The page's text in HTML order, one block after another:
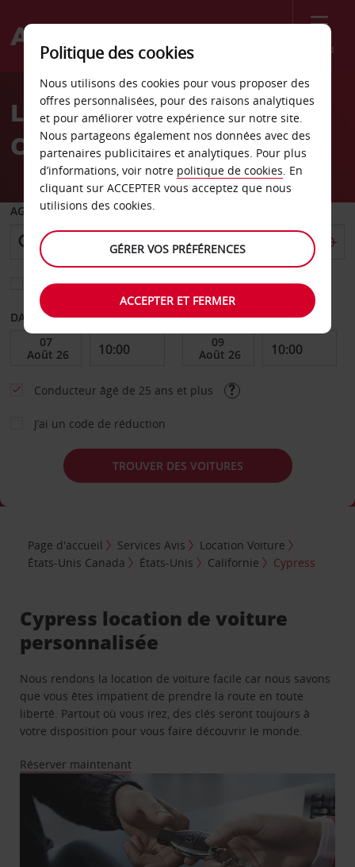
Menu
Welcome
AvisLocation de voiture
Cypress
AGENCE DE DÉPART
Sélectionnez une autre agence de retour
DATE DE DÉBUT DATE DE FIN
Conducteur âgé de 25 ans et plus
J’ai un code de réduction
TROUVER DES VOITURES
Page d'accueil Services Avis
Location Voiture
États-Unis Canada
États-Unis Californie Cypress
Cypress location de voiture
personnalisée
Nous rendons la location de voiture facile car nous savons
que vous êtes impatient de prendre la route en toute
liberté. Partout où vous irez, des clés seront toujours à
votre disposition pour vous faire découvrir le monde.
Réserver maintenant
Politique des cookies
Nous utilisons des cookies pour vous proposer des
offres personnalisées, pour des raisons analytiques
et pour améliorer votre expérience sur notre site.
Nous partageons également nos données avec des
partenaires publicitaires et analytiques. Pour plus
d’informations, voir notre politique de cookies. En
cliquant sur ACCEPTER vous acceptez que nous
utilisions des cookies.
GÉRER VOS PRÉFÉRENCES
ACCEPTER ET FERMER